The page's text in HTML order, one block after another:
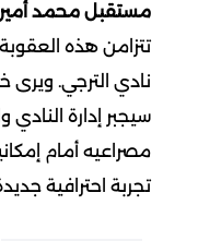
مستقبل محمد
تتزامن هذه
نادي الترجي. ويرى
سيجبر إدارة
مصراعيه أمام
تجربة احترافية